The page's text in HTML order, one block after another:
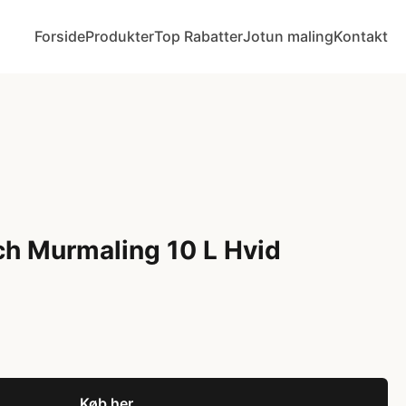
ForsideProdukterTop RabatterJotun malingKontakt
Murmaling 10 L Hvid